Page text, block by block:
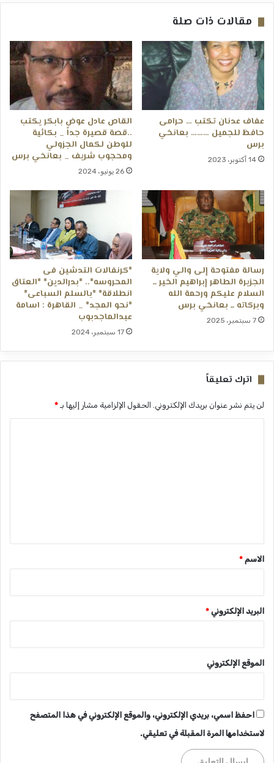
مقالات ذات صلة
عفاف عدنان تكتب … حرامى
حافظ للجميل ……… بعانخي
برس
14 أكتوبر، 2023
القاص عادل عوض بابكر يكتب
..قصة قصيرة جداً _ بكائية
للوطن لكمال الجزولي
ومحجوب شريف _ بعانخي برس
26 يونيو، 2024
رسالة مفتوحة إلى والي ولاية
الجزيرة الطاهر إبراهيم الخير ــ
السلام عليكم ورحمة الله
وبركاته ــ بعانخي برس
7 سبتمبر، 2025
*كرنفالات التدشين فى
المحروسه*.. *بدرالدين* *العتاق
انطلاقة* *بالسلم السباعى*
*نحو المجد* _ القاهرة : اسامة
عبدالماجدبوب
17 سبتمبر، 2024
اترك تعليقاً
لن يتم نشر عنوان بريدك الإلكتروني. الحقول الإلزامية مشار إليها بـ *
*الاسم *
البريد الإلكتروني *
الموقع الإلكتروني
احفظ اسمي، بريدي الإلكتروني، والموقع الإلكتروني في هذا المتصفح
لاستخدامها المرة المقبلة في تعليقي.